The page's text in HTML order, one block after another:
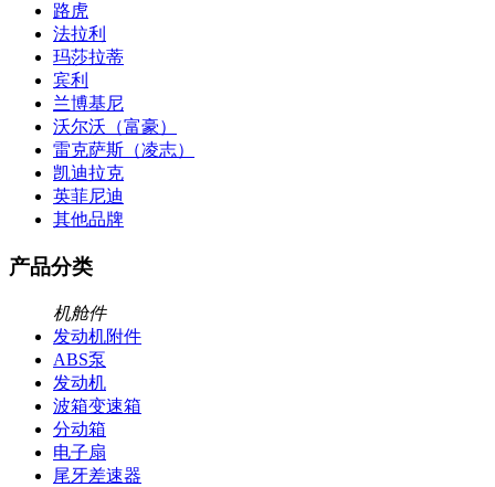
路虎
法拉利
玛莎拉蒂
宾利
兰博基尼
沃尔沃（富豪）
雷克萨斯（凌志）
凯迪拉克
英菲尼迪
其他品牌
产品分类
机舱件
发动机附件
ABS泵
发动机
波箱变速箱
分动箱
电子扇
尾牙差速器